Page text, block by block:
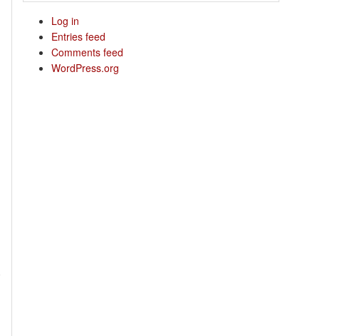
Log in
Entries feed
Comments feed
WordPress.org